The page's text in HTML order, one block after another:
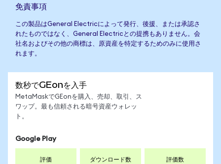
免責事項
この製品はGeneral Electricによって発行、後援、または承認さ
れたものではなく、General Electricとの提携もありません。会
社名およびその他の商標は、原資産を特定するためのみに使用さ
れます。
数秒でGEonを入手
MetaMaskでGEonを購入、売却、取引、ス
ワップ。最も信頼される暗号資産ウォレッ
ト。
Google Play
評価 ダウンロード数 評価数